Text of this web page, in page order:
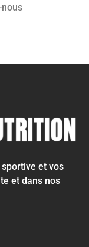
nous
et vos
et dans nos